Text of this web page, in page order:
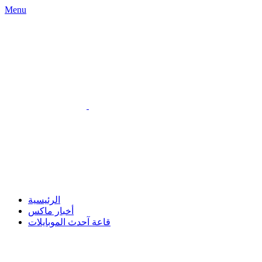
Menu
الرئيسية
أخبار ماكس
قاعة آحدث الموبايلات